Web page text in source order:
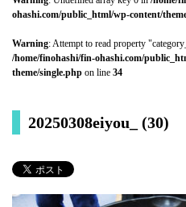
ohashi.com/public_html/wp-content/
Warning: Attempt to read property
/home/finohashi/fin-ohashi.com/
theme/single.php on line 34
20250308eiyou_ (30)